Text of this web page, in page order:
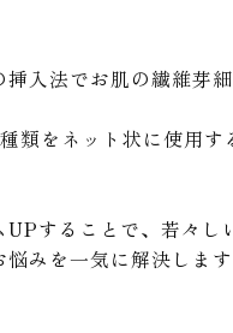
挿入法でお肌の繊維
類をネット状に使用す
することで、若々し
みを一気に解決します